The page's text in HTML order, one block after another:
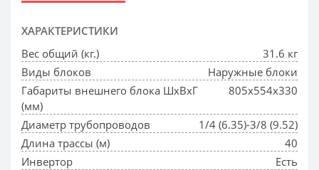
ХАРАКТЕРИСТИКИ
Вес общий (кг.)
31.6 кг
Виды блоков
Наружные блоки
Габариты внешнего блока ШхВхГ
(мм)
805x554x330
Диаметр трубопроводов
1/4 (6.35)-3/8 (9.52)
Длина трассы (м)
40
Инвертор
Есть